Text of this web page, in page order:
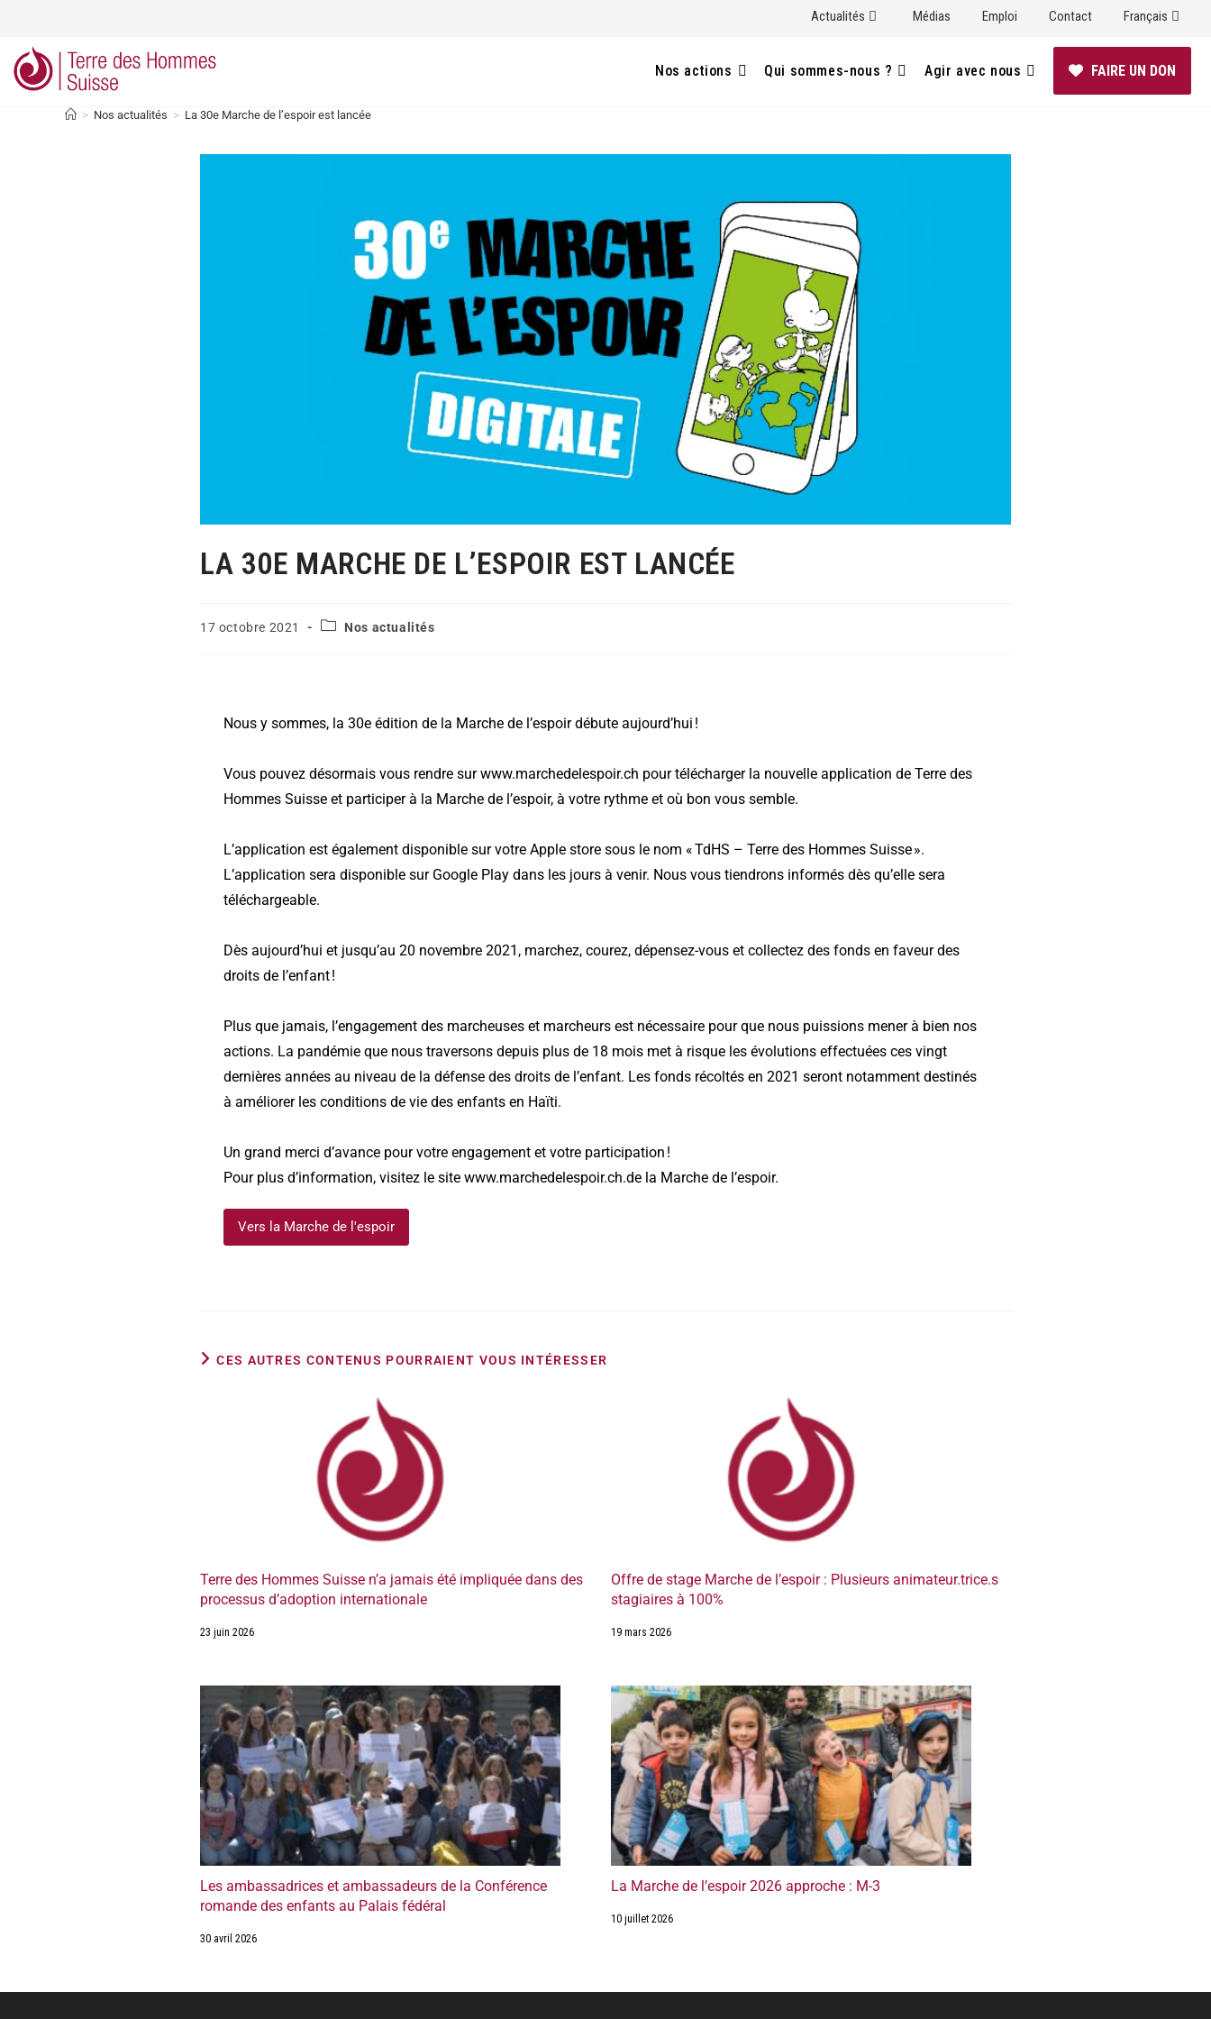
Actualités Médias Emploi Contact Français
Nos actions Qui sommes-nous ? Agir avec nous FAIRE UN DON
> Nos actualités > La 30e Marche de l’espoir est lancée
LA 30E MARCHE DE L’ESPOIR EST LANCÉE
17 octobre 2021 Nos actualités
Nous y sommes, la 30e édition de la Marche de l’espoir débute aujourd’hui !
Vous pouvez désormais vous rendre sur www.marchedelespoir.ch pour télécharger la nouvelle application de Terre des
Hommes Suisse et participer à la Marche de l’espoir, à votre rythme et où bon vous semble.
L’application est également disponible sur votre Apple store sous le nom « TdHS – Terre des Hommes Suisse ».
L’application sera disponible sur Google Play dans les jours à venir. Nous vous tiendrons informés dès qu’elle sera
téléchargeable.
Dès aujourd’hui et jusqu’au 20 novembre 2021, marchez, courez, dépensez-vous et collectez des fonds en faveur des
droits de l’enfant !
Plus que jamais, l’engagement des marcheuses et marcheurs est nécessaire pour que nous puissions mener à bien nos
actions. La pandémie que nous traversons depuis plus de 18 mois met à risque les évolutions effectuées ces vingt
dernières années au niveau de la défense des droits de l’enfant. Les fonds récoltés en 2021 seront notamment destinés
à améliorer les conditions de vie des enfants en Haïti.
Un grand merci d’avance pour votre engagement et votre participation !
Pour plus d’information, visitez le site www.marchedelespoir.ch.de la Marche de l’espoir.
Vers la Marche de l'espoir
CES AUTRES CONTENUS POURRAIENT VOUS INTÉRESSER
Terre des Hommes Suisse n’a jamais été impliquée dans des
processus d’adoption internationale
23 juin 2026
Offre de stage Marche de l’espoir : Plusieurs animateur.trice.s
stagiaires à 100%
19 mars 2026
Les ambassadrices et ambassadeurs de la Conférence
romande des enfants au Palais fédéral
30 avril 2026
La Marche de l’espoir 2026 approche : M-3
10 juillet 2026